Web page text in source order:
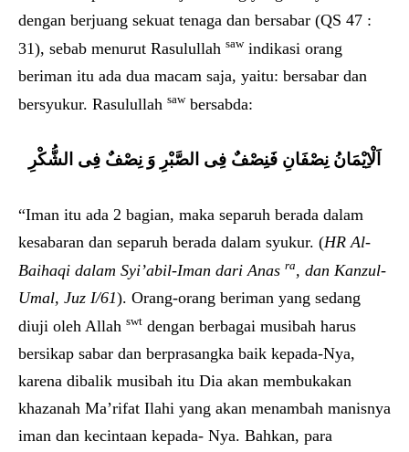
dengan berjuang sekuat tenaga dan bersabar (QS 47 :
31), sebab menurut Rasulullah sawindikasi orang
beriman itu ada dua macam saja, yaitu: bersabar dan
bersyukur. Rasulullah sawbersabda:
اَلْاِيْمَانُ نِصْفَانِ فَنِصْفٌ فِى الصَّبْرِ وَ نِصْفٌ فِى الشُّكْرِ
“Iman itu ada 2 bagian, maka separuh berada dalam
kesabaran dan separuh berada dalam syukur. (HR Al-
Baihaqi dalam Syi’abil-Iman dari Anas ra, dan Kanzul-
Umal, Juz I/61). Orang-orang beriman yang sedang
diuji oleh Allah swt dengan berbagai musibah harus
bersikap sabar dan berprasangka baik kepada-Nya,
karena dibalik musibah itu Dia akan membukakan
khazanah Ma’rifat Ilahi yang akan menambah manisnya
iman dan kecintaan kepada- Nya. Bahkan, para